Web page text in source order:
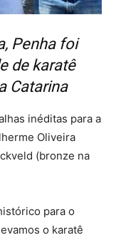
Penha foi
de karatê
Catarina
inéditas para a
Oliveira
(bronze na
para o
o karatê